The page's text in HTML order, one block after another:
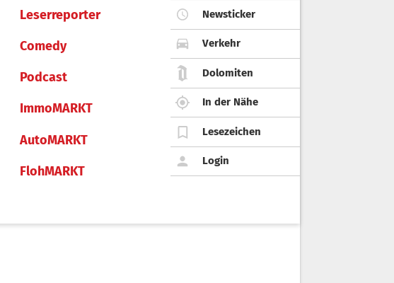
Leserreporter
Comedy
Podcast
ImmoMARKT
AutoMARKT
FlohMARKT
Newsticker
Verkehr
Dolomiten
In der Nähe
Lesezeichen
Login